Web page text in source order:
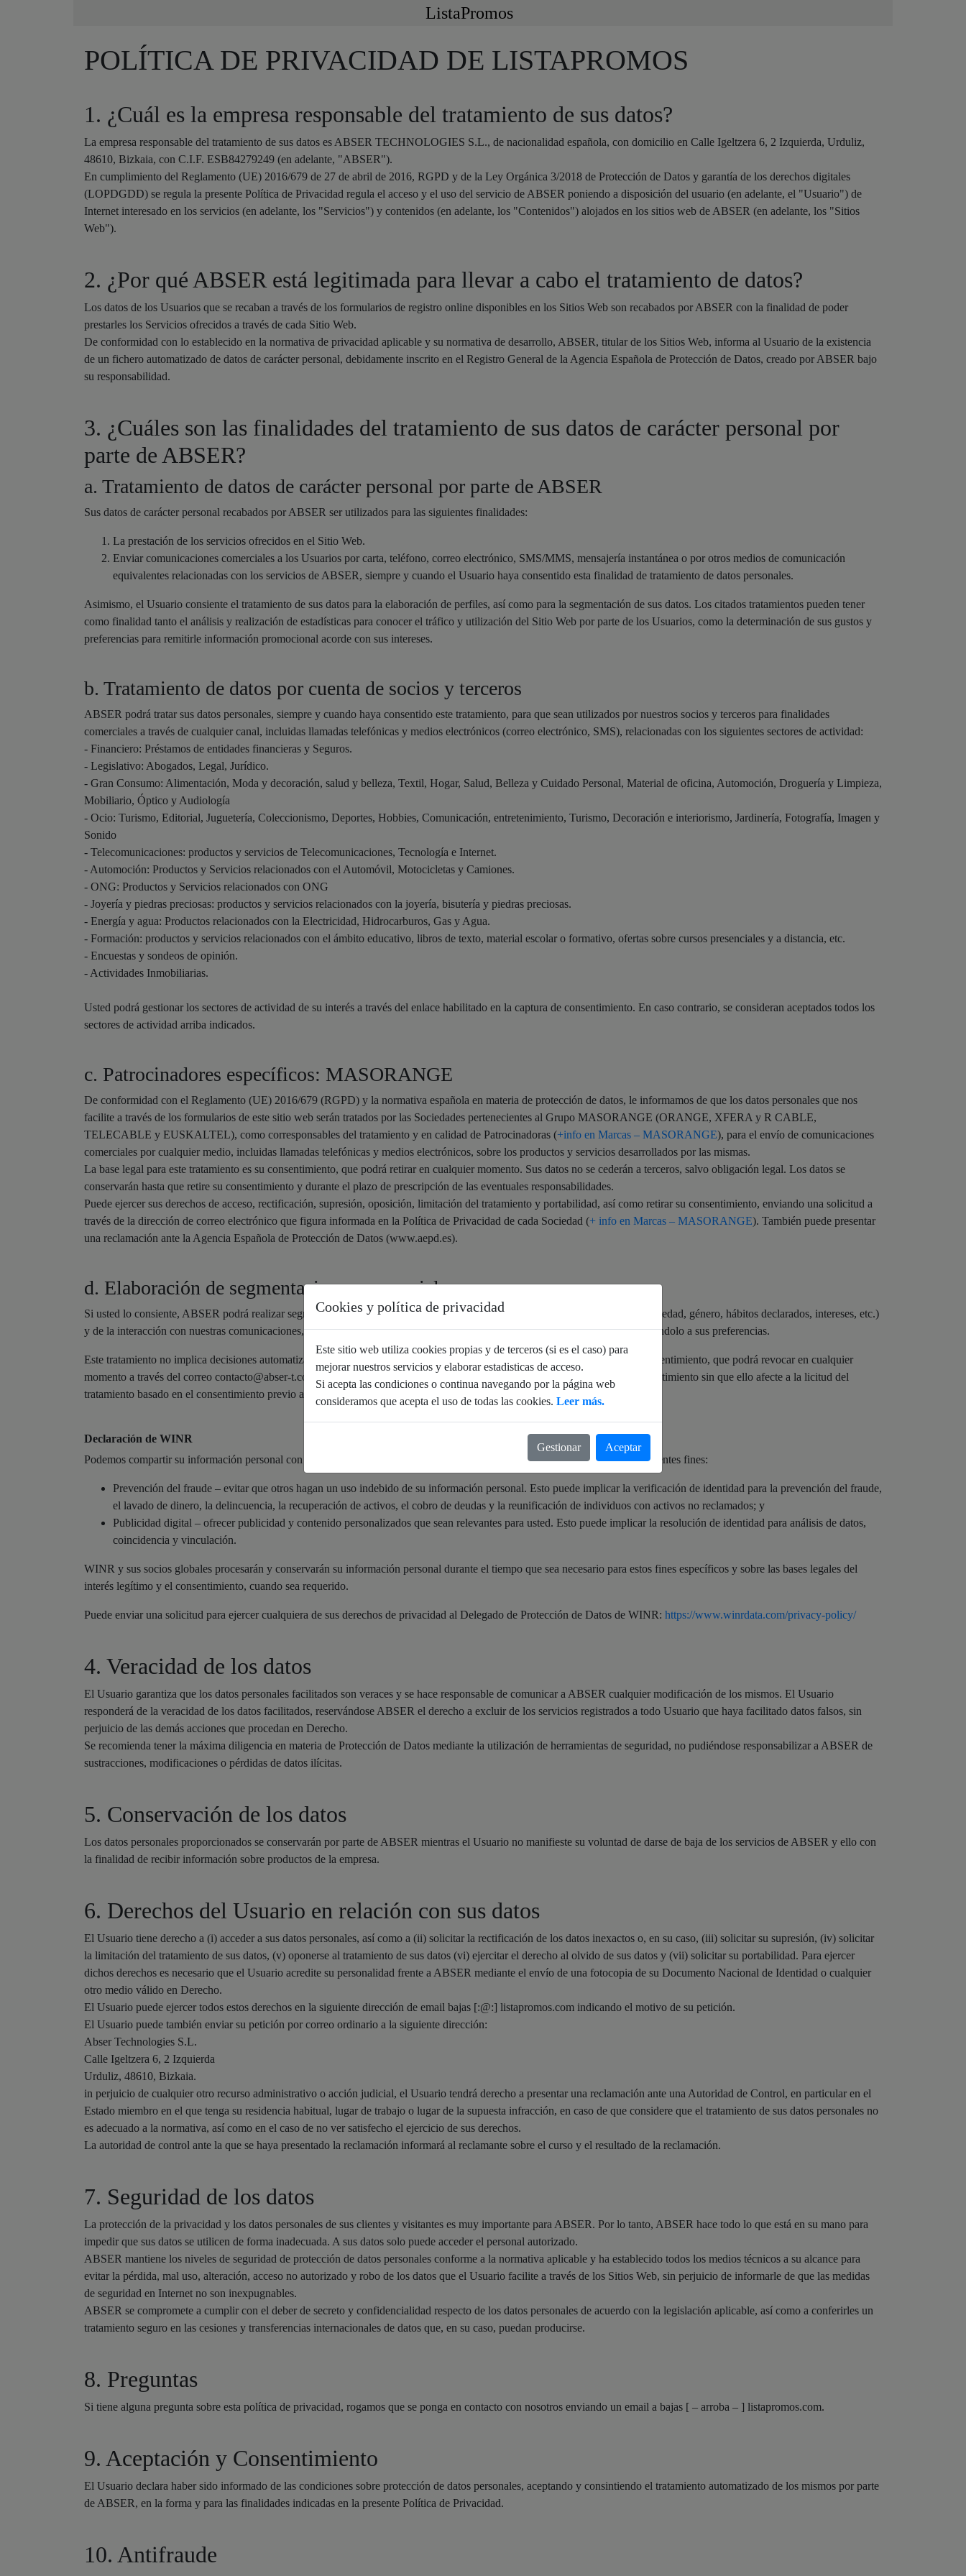
ListaPromos
POLÍTICA DE PRIVACIDAD DE LISTAPROMOS
1. ¿Cuál es la empresa responsable del tratamiento de sus datos?
La empresa responsable del tratamiento de sus datos es ABSER TECHNOLOGIES S.L., de nacionalidad española, con domicilio en Calle Igeltzera 6, 2 Izquierda, Urduliz,
48610, Bizkaia, con C.I.F. ESB84279249 (en adelante, "ABSER").
En cumplimiento del Reglamento (UE) 2016/679 de 27 de abril de 2016, RGPD y de la Ley Orgánica 3/2018 de Protección de Datos y garantía de los derechos digitales
(LOPDGDD) se regula la presente Política de Privacidad regula el acceso y el uso del servicio de ABSER poniendo a disposición del usuario (en adelante, el "Usuario") de
Internet interesado en los servicios (en adelante, los "Servicios") y contenidos (en adelante, los "Contenidos") alojados en los sitios web de ABSER (en adelante, los "Sitios
Web").
2. ¿Por qué ABSER está legitimada para llevar a cabo el tratamiento de datos?
Los datos de los Usuarios que se recaban a través de los formularios de registro online disponibles en los Sitios Web son recabados por ABSER con la finalidad de poder
prestarles los Servicios ofrecidos a través de cada Sitio Web.
De conformidad con lo establecido en la normativa de privacidad aplicable y su normativa de desarrollo, ABSER, titular de los Sitios Web, informa al Usuario de la existencia
de un fichero automatizado de datos de carácter personal, debidamente inscrito en el Registro General de la Agencia Española de Protección de Datos, creado por ABSER bajo
su responsabilidad.
3. ¿Cuáles son las finalidades del tratamiento de sus datos de carácter personal por
parte de ABSER?
a. Tratamiento de datos de carácter personal por parte de ABSER
Sus datos de carácter personal recabados por ABSER ser utilizados para las siguientes finalidades:
La prestación de los servicios ofrecidos en el Sitio Web.
Enviar comunicaciones comerciales a los Usuarios por carta, teléfono, correo electrónico, SMS/MMS, mensajería instantánea o por otros medios de comunicación
equivalentes relacionadas con los servicios de ABSER, siempre y cuando el Usuario haya consentido esta finalidad de tratamiento de datos personales.
Asimismo, el Usuario consiente el tratamiento de sus datos para la elaboración de perfiles, así como para la segmentación de sus datos. Los citados tratamientos pueden tener
como finalidad tanto el análisis y realización de estadísticas para conocer el tráfico y utilización del Sitio Web por parte de los Usuarios, como la determinación de sus gustos y
preferencias para remitirle información promocional acorde con sus intereses.
b. Tratamiento de datos por cuenta de socios y terceros
ABSER podrá tratar sus datos personales, siempre y cuando haya consentido este tratamiento, para que sean utilizados por nuestros socios y terceros para finalidades
comerciales a través de cualquier canal, incluidas llamadas telefónicas y medios electrónicos (correo electrónico, SMS), relacionadas con los siguientes sectores de actividad:
- Financiero: Préstamos de entidades financieras y Seguros.
- Legislativo: Abogados, Legal, Jurídico.
- Gran Consumo: Alimentación, Moda y decoración, salud y belleza, Textil, Hogar, Salud, Belleza y Cuidado Personal, Material de oficina, Automoción, Droguería y Limpieza,
Mobiliario, Óptico y Audiología
- Ocio: Turismo, Editorial, Juguetería, Coleccionismo, Deportes, Hobbies, Comunicación, entretenimiento, Turismo, Decoración e interiorismo, Jardinería, Fotografía, Imagen y
Sonido
- Telecomunicaciones: productos y servicios de Telecomunicaciones, Tecnología e Internet.
- Automoción: Productos y Servicios relacionados con el Automóvil, Motocicletas y Camiones.
- ONG: Productos y Servicios relacionados con ONG
- Joyería y piedras preciosas: productos y servicios relacionados con la joyería, bisutería y piedras preciosas.
- Energía y agua: Productos relacionados con la Electricidad, Hidrocarburos, Gas y Agua.
- Formación: productos y servicios relacionados con el ámbito educativo, libros de texto, material escolar o formativo, ofertas sobre cursos presenciales y a distancia, etc.
- Encuestas y sondeos de opinión.
- Actividades Inmobiliarias.
Usted podrá gestionar los sectores de actividad de su interés a través del enlace habilitado en la captura de consentimiento. En caso contrario, se consideran aceptados todos los
sectores de actividad arriba indicados.
c. Patrocinadores específicos: MASORANGE
De conformidad con el Reglamento (UE) 2016/679 (RGPD) y la normativa española en materia de protección de datos, le informamos de que los datos personales que nos
facilite a través de los formularios de este sitio web serán tratados por las Sociedades pertenecientes al Grupo MASORANGE (ORANGE, XFERA y R CABLE,
TELECABLE y EUSKALTEL), como corresponsables del tratamiento y en calidad de Patrocinadoras (+info en Marcas – MASORANGE), para el envío de comunicaciones
comerciales por cualquier medio, incluidas llamadas telefónicas y medios electrónicos, sobre los productos y servicios desarrollados por las mismas.
La base legal para este tratamiento es su consentimiento, que podrá retirar en cualquier momento. Sus datos no se cederán a terceros, salvo obligación legal. Los datos se
conservarán hasta que retire su consentimiento y durante el plazo de prescripción de las eventuales responsabilidades.
Puede ejercer sus derechos de acceso, rectificación, supresión, oposición, limitación del tratamiento y portabilidad, así como retirar su consentimiento, enviando una solicitud a
través de la dirección de correo electrónico que figura informada en la Política de Privacidad de cada Sociedad (+ info en Marcas – MASORANGE). También puede presentar
una reclamación ante la Agencia Española de Protección de Datos (www.aepd.es).
d. Elaboración de segmentaciones comerciales
Si usted lo consiente, ABSER podrá realizar segmentaciones comerciales sobre la base de la información que usted nos facilite (edad, género, hábitos declarados, intereses, etc.)
y de la interacción con nuestras comunicaciones, con el fin de adaptar y personalizar el contenido publicitario que reciba, ajustándolo a sus preferencias.
Este tratamiento no implica decisiones automatizadas con efectos jurídicos o significativos, y se basa exclusivamente en su consentimiento, que podrá revocar en cualquier
momento a través del correo contacto@abser-t.com Usted podrá oponerse a la realización de segmentaciones o retirar su consentimiento sin que ello afecte a la licitud del
tratamiento basado en el consentimiento previo a su retirada.
Declaración de WINR
Podemos compartir su información personal con nuestro socio WINR Data Pty Ltd (WINR) y sus socios globales con los siguientes fines:
Prevención del fraude – evitar que otros hagan un uso indebido de su información personal. Esto puede implicar la verificación de identidad para la prevención del fraude,
el lavado de dinero, la delincuencia, la recuperación de activos, el cobro de deudas y la reunificación de individuos con activos no reclamados; y
Publicidad digital – ofrecer publicidad y contenido personalizados que sean relevantes para usted. Esto puede implicar la resolución de identidad para análisis de datos,
coincidencia y vinculación.
WINR y sus socios globales procesarán y conservarán su información personal durante el tiempo que sea necesario para estos fines específicos y sobre las bases legales del
interés legítimo y el consentimiento, cuando sea requerido.
Puede enviar una solicitud para ejercer cualquiera de sus derechos de privacidad al Delegado de Protección de Datos de WINR: https://www.winrdata.com/privacy-policy/
4. Veracidad de los datos
El Usuario garantiza que los datos personales facilitados son veraces y se hace responsable de comunicar a ABSER cualquier modificación de los mismos. El Usuario
responderá de la veracidad de los datos facilitados, reservándose ABSER el derecho a excluir de los servicios registrados a todo Usuario que haya facilitado datos falsos, sin
perjuicio de las demás acciones que procedan en Derecho.
Se recomienda tener la máxima diligencia en materia de Protección de Datos mediante la utilización de herramientas de seguridad, no pudiéndose responsabilizar a ABSER de
sustracciones, modificaciones o pérdidas de datos ilícitas.
5. Conservación de los datos
Los datos personales proporcionados se conservarán por parte de ABSER mientras el Usuario no manifieste su voluntad de darse de baja de los servicios de ABSER y ello con
la finalidad de recibir información sobre productos de la empresa.
6. Derechos del Usuario en relación con sus datos
El Usuario tiene derecho a (i) acceder a sus datos personales, así como a (ii) solicitar la rectificación de los datos inexactos o, en su caso, (iii) solicitar su supresión, (iv) solicitar
la limitación del tratamiento de sus datos, (v) oponerse al tratamiento de sus datos (vi) ejercitar el derecho al olvido de sus datos y (vii) solicitar su portabilidad. Para ejercer
dichos derechos es necesario que el Usuario acredite su personalidad frente a ABSER mediante el envío de una fotocopia de su Documento Nacional de Identidad o cualquier
otro medio válido en Derecho.
El Usuario puede ejercer todos estos derechos en la siguiente dirección de email bajas [:@:] listapromos.com indicando el motivo de su petición.
El Usuario puede también enviar su petición por correo ordinario a la siguiente dirección:
Abser Technologies S.L.
Calle Igeltzera 6, 2 Izquierda
Urduliz, 48610, Bizkaia.
in perjuicio de cualquier otro recurso administrativo o acción judicial, el Usuario tendrá derecho a presentar una reclamación ante una Autoridad de Control, en particular en el
Estado miembro en el que tenga su residencia habitual, lugar de trabajo o lugar de la supuesta infracción, en caso de que considere que el tratamiento de sus datos personales no
es adecuado a la normativa, así como en el caso de no ver satisfecho el ejercicio de sus derechos.
La autoridad de control ante la que se haya presentado la reclamación informará al reclamante sobre el curso y el resultado de la reclamación.
7. Seguridad de los datos
La protección de la privacidad y los datos personales de sus clientes y visitantes es muy importante para ABSER. Por lo tanto, ABSER hace todo lo que está en su mano para
impedir que sus datos se utilicen de forma inadecuada. A sus datos solo puede acceder el personal autorizado.
ABSER mantiene los niveles de seguridad de protección de datos personales conforme a la normativa aplicable y ha establecido todos los medios técnicos a su alcance para
evitar la pérdida, mal uso, alteración, acceso no autorizado y robo de los datos que el Usuario facilite a través de los Sitios Web, sin perjuicio de informarle de que las medidas
de seguridad en Internet no son inexpugnables.
ABSER se compromete a cumplir con el deber de secreto y confidencialidad respecto de los datos personales de acuerdo con la legislación aplicable, así como a conferirles un
tratamiento seguro en las cesiones y transferencias internacionales de datos que, en su caso, puedan producirse.
8. Preguntas
Si tiene alguna pregunta sobre esta política de privacidad, rogamos que se ponga en contacto con nosotros enviando un email a bajas [ – arroba – ] listapromos.com.
9. Aceptación y Consentimiento
El Usuario declara haber sido informado de las condiciones sobre protección de datos personales, aceptando y consintiendo el tratamiento automatizado de los mismos por parte
de ABSER, en la forma y para las finalidades indicadas en la presente Política de Privacidad.
10. Antifraude
Cookies y política de privacidad
Este sitio web utiliza cookies propias y de terceros (si es el caso) para
mejorar nuestros servicios y elaborar estadisticas de acceso.
Si acepta las condiciones o continua navegando por la página web
consideramos que acepta el uso de todas las cookies. Leer más.
Gestionar Aceptar